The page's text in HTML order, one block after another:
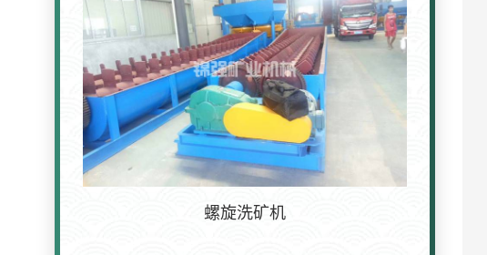
螺旋洗矿机